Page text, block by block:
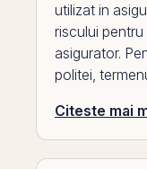
utilizat in
riscului
asigurator.
politei,
Citeste mai